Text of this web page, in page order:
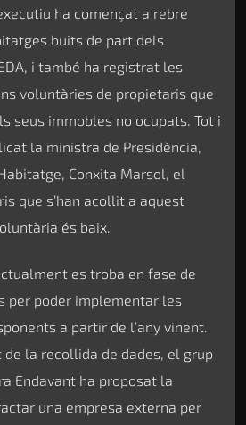
ha començat a rebre
buits de part dels
i també ha registrat les
voluntàries de propietaris que
seus immobles no ocupats. Tot i
la ministra de Presidència,
Conxita Marsol, el
que s’han acollit a aquest
és baix.
es troba en fase de
per poder implementar les
a partir de l’any vinent.
la recollida de dades, el grup
Endavant ha proposat la
una empresa externa per